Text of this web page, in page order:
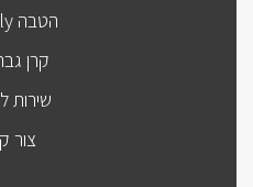
הטבה Bookly
קרן
שירות
צור